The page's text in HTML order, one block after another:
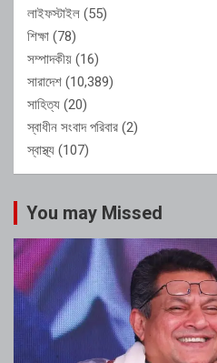
লাইফস্টাইল (55)
শিক্ষা (78)
সম্পাদকীয় (16)
সারাদেশ (10,389)
সাহিত্য (20)
স্বাধীন সংবাদ পরিবার (2)
স্বাস্থ্য (107)
You may Missed